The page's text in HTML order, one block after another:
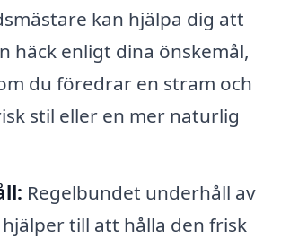
kan hjälpa dig att
häck enligt dina önskemål,
du föredrar en stram och
stil eller en mer naturlig
Regelbundet underhåll av
till att hålla den frisk